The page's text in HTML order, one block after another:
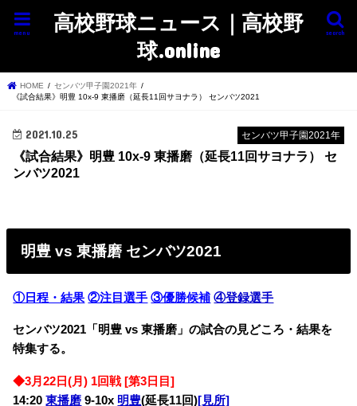
高校野球ニュース｜高校野
球.online
search
menu
HOME
センバツ甲子園2021年
《試合結果》明豊 10x-9 東播磨（延長11回サヨナラ） センバツ2021
センバツ甲子園2021年
2021.10.25
《試合結果》明豊 10x-9 東播磨（延長11回サヨナラ） セ
ンバツ2021
明豊 vs 東播磨 センバツ2021
①日程・結果 ②注目選手 ③優勝候補 ④登録選手
センバツ2021「明豊 vs 東播磨」の試合の見どころ・結果を
特集する。
◆3月22日(月) 1回戦 [第3日目]
14:20東播磨 9-10x 明豊(延長11回)[見所]